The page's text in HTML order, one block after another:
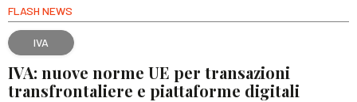
FLASH NEWS
IVA
IVA: nuove norme UE per transazioni
transfrontaliere e piattaforme digitali